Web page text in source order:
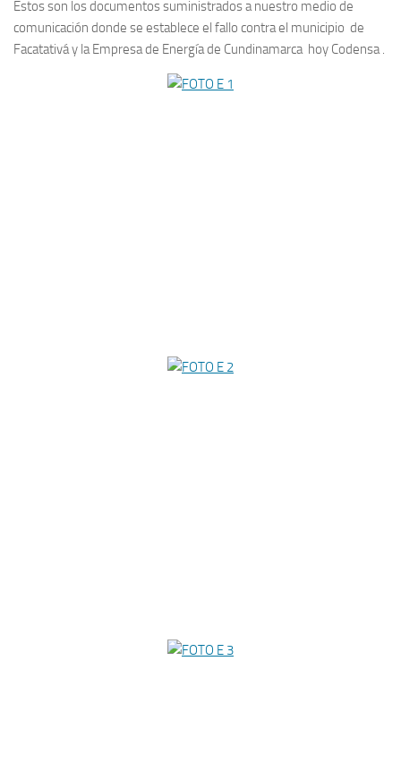
Estos son los documentos suministrados a nuestro medio de
comunicación donde se establece el fallo contra el municipio de
Facatativá y la Empresa de Energía de Cundinamarca hoy Codensa .